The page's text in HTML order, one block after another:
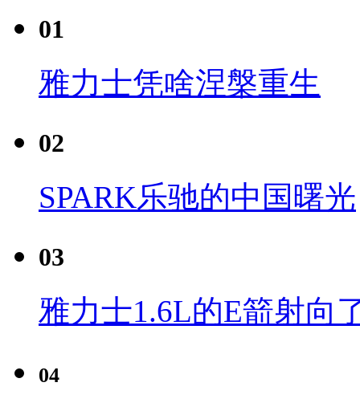
01
雅力士凭啥涅槃重生
02
SPARK乐驰的中国曙光
03
雅力士1.6L的E箭射向
04